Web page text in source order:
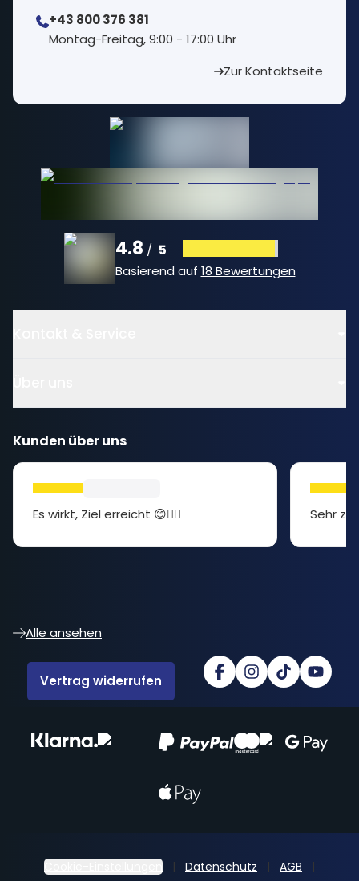
+43 800 376 381
⁠Montag-Freitag, 9:00 - 17:00 Uhr
Zur Kontaktseite
4.8 / 5
Basierend auf 18 Bewertungen
Kunden über uns
Es wirkt, Ziel erreicht 😊👍🏻 Sehr
Alle ansehen
Vertrag widerrufen
Cookie-Einstellungen Datenschutz AGB